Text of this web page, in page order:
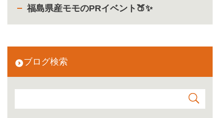
福島県産モモのPRイベント🍑✨
ブログ検索